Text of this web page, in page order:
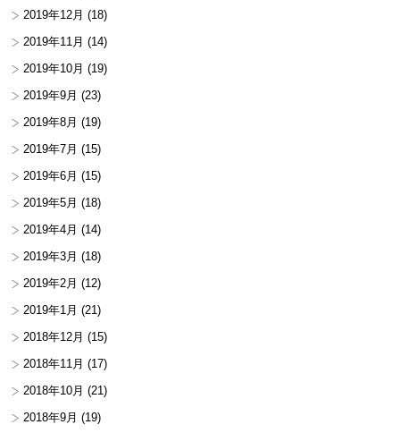
2019年12月 (18)
2019年11月 (14)
2019年10月 (19)
2019年9月 (23)
2019年8月 (19)
2019年7月 (15)
2019年6月 (15)
2019年5月 (18)
2019年4月 (14)
2019年3月 (18)
2019年2月 (12)
2019年1月 (21)
2018年12月 (15)
2018年11月 (17)
2018年10月 (21)
2018年9月 (19)